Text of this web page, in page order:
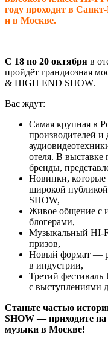
году проходит в
и в Москве.
С 18 по 20 октября в
пройдёт грандиозная
& HIGH END SHOW.
Вас ждут:
Самая крупная в
производителей и
отеля. В выставке
бренды,
Новинки, которые
широкой
SHOW,
Живое общение с
блогерами,
Музыкальный HI-
призов,
Новый формат —
в индустрии,
Третий
с выступлениями
Станьте частью
SHOW — приходите на
музыки в Москве!